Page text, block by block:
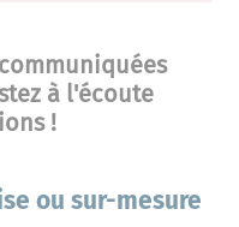
à l'écoute
!
ou sur-mesure